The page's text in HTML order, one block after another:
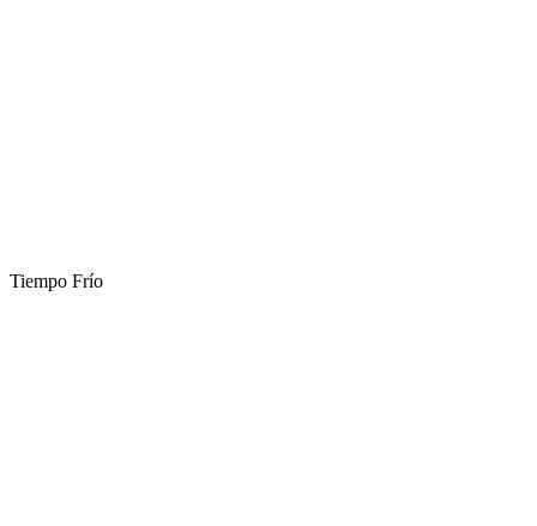
Tiempo Frío